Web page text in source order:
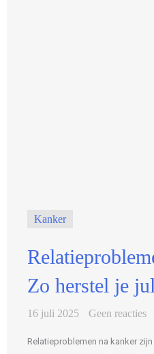
Kanker
Zo herstel je
16 juli 2025 Geen reacties
Relatieproblemen na kanker